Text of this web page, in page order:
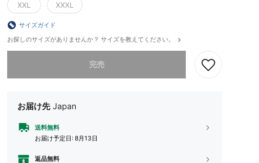
XXL XXXL
サイズガイド
お探しのサイズがありませんか？ サイズを教えてください。
完売
申し訳ありませんが、この商品は完売しました。
お届け先 Japan
送料無料
お届け予定日: 8月13日
返品無料